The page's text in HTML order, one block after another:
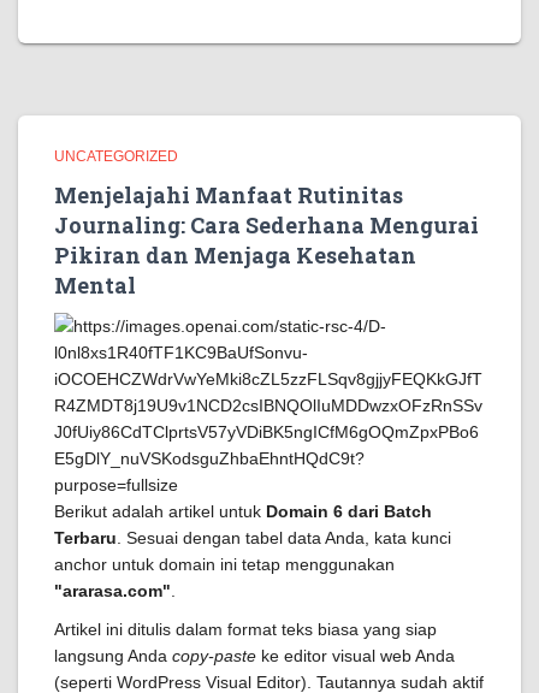
UNCATEGORIZED
Menjelajahi Manfaat Rutinitas
Journaling: Cara Sederhana Mengurai
Pikiran dan Menjaga Kesehatan
Mental
Berikut adalah artikel untuk Domain 6 dari Batch
Terbaru . Sesuai dengan tabel data Anda, kata kunci
anchor untuk domain ini tetap menggunakan
"ararasa.com"
Artikel ini ditulis dalam format teks biasa yang siap
langsung Anda copy-paste ke editor visual web Anda
(seperti WordPress Visual Editor). Tautannya sudah aktif